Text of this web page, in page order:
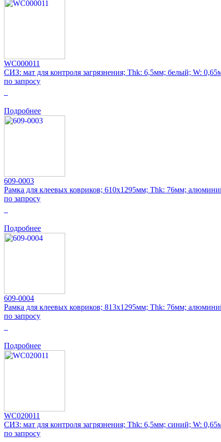
WC000011
СИЗ: мат для контроля загрязнения; Thk: 6,5мм; белый; W:
по запросу
Подробнее
609-0003
Рамка для клеевых ковриков; 610x1295мм; Thk: 76мм;
по запросу
Подробнее
609-0004
Рамка для клеевых ковриков; 813x1295мм; Thk: 76мм;
по запросу
Подробнее
WC020011
СИЗ: мат для контроля загрязнения; Thk: 6,5мм; синий; W:
по запросу